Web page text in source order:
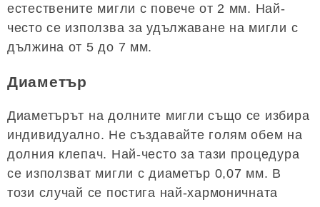
естествените мигли с повече от 2 мм. Най-
често се използва за удължаване на мигли с
дължина от 5 до 7 мм.
Диаметър
Диаметърът на долните мигли също се избира
индивидуално. Не създавайте голям обем на
долния клепач. Най-често за тази процедура
се използват мигли с диаметър 0,07 мм. В
този случай се постига най-хармоничната